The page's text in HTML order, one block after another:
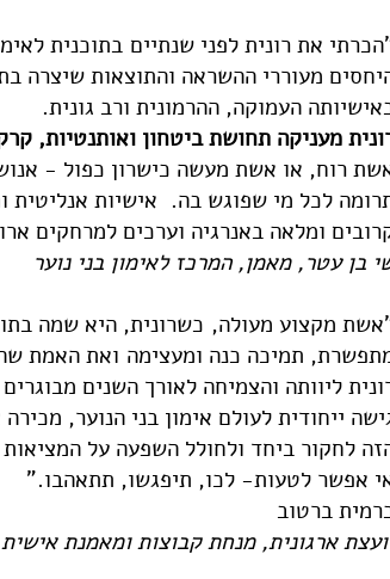
את רונית לפני שנתיים בתוכנית
מעוררי ההשראה והתוצאות שיצרה
העמוקה, ההרמונית ורב גונית.
מעניקה תחושת ביטחון ואותנטיות,
רוח, או אשת מעשה כישרון כפול -
לכל מי שפוגש בה. אישיות
ומלאה באנרגיה וערכים למרחקים
בן עטר, מאמן, המרכז לאימון בני נוער
מקצוע מעולה, כשרונית, היא שמה
תמיכה כנה ומעצימה ואת האמת
ליוותה והצמיחה לאורך השנים
ייחודית לעולם אימון בני הנוער,
לחקור ביחד ולחולל השפעה על
אפשר לטעות- לכו, תיפגשו, תתאהבו."
ברטוב
ארגונית, מנחת קבוצות ומאמנת אישית